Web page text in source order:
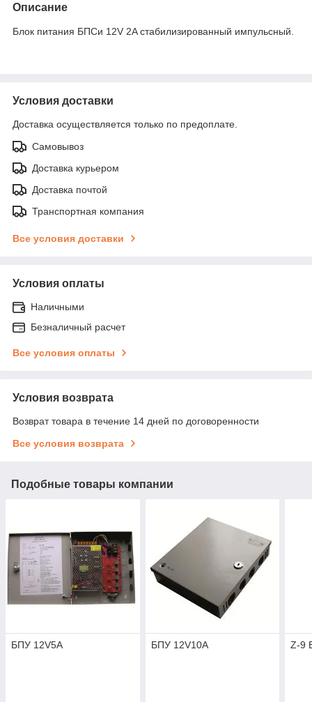
Описание
Блок питания БПСи 12V 2A стабилизированный импульсный.
Условия доставки
Доставка осуществляется только по предоплате.
Самовывоз
Доставка курьером
Доставка почтой
Транспортная компания
Все условия доставки
Условия оплаты
Наличными
Безналичный расчет
Все условия оплаты
Условия возврата
Возврат товара в течение 14 дней по договоренности
Все условия возврата
Подобные товары компании
БПУ 12V5A БПУ 12V10A Z-9